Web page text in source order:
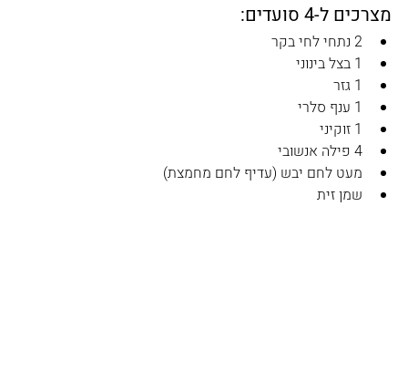
מצרכים ל-4 סועדים:
2 נתחי לחי בקר
1 בצל בינוני
1 גזר
1 ענף סלרי
1 זוקיני
4 פילה אנשובי
מעט לחם יבש (עדיף לחם מחמצת)
שמן זית